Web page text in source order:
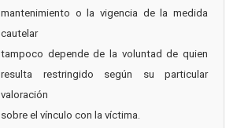
mantenimiento o la vigencia de la medida
cautelar
tampoco depende de la voluntad de quien
resulta restringido según su particular
valoración
sobre el vínculo con la víctima.